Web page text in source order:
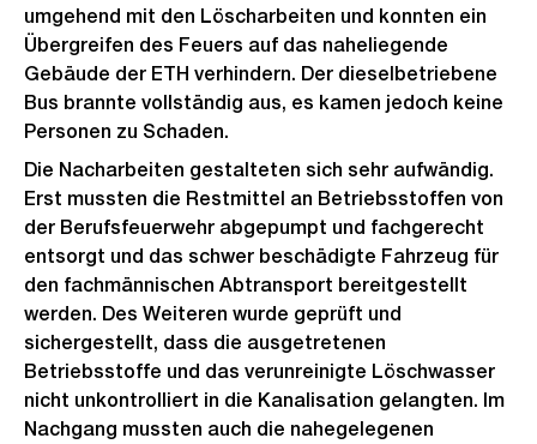
umgehend mit den Löscharbeiten und konnten ein
Übergreifen des Feuers auf das naheliegende
Gebäude der ETH verhindern. Der dieselbetriebene
Bus brannte vollständig aus, es kamen jedoch keine
Personen zu Schaden.
Die Nacharbeiten gestalteten sich sehr aufwändig.
Erst mussten die Restmittel an Betriebsstoffen von
der Berufsfeuerwehr abgepumpt und fachgerecht
entsorgt und das schwer beschädigte Fahrzeug für
den fachmännischen Abtransport bereitgestellt
werden. Des Weiteren wurde geprüft und
sichergestellt, dass die ausgetretenen
Betriebsstoffe und das verunreinigte Löschwasser
nicht unkontrolliert in die Kanalisation gelangten. Im
Nachgang mussten auch die nahegelegenen